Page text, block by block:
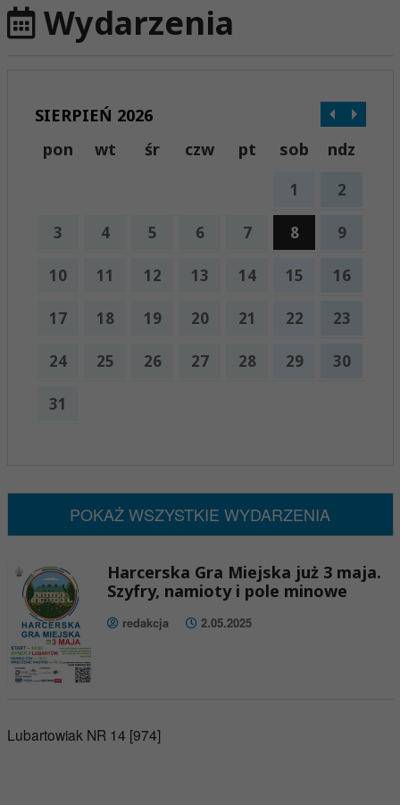
Wydarzenia
SIERPIEŃ 2026
pon
wt śr czw pt sob ndz
1 2
3 4 5 6 7 8 9
10 11 12 13 14 15 16
17 18 19 20 21 22 23
24 25 26 27 28 29 30
31
POKAŻ WSZYSTKIE WYDARZENIA
Harcerska Gra Miejska już 3 maja.
Szyfry, namioty i pole minowe
redakcja 2.05.2025
Lubartowiak NR 14 [974]